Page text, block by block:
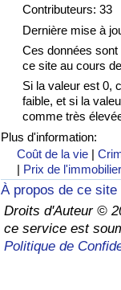
Contributeurs: 33
Dernière mise à
Ces données
ce site au cours
Si la valeur est 0,
faible, et si la
comme très
Plus d'information:
Coût de la vie |
| Prix de l'immobilier
À propos de ce site
Droits d'Auteur ©
ce service est
Politique de
Indice des soins
Indice des
Pollution
Indice de
Indice de
Indice de